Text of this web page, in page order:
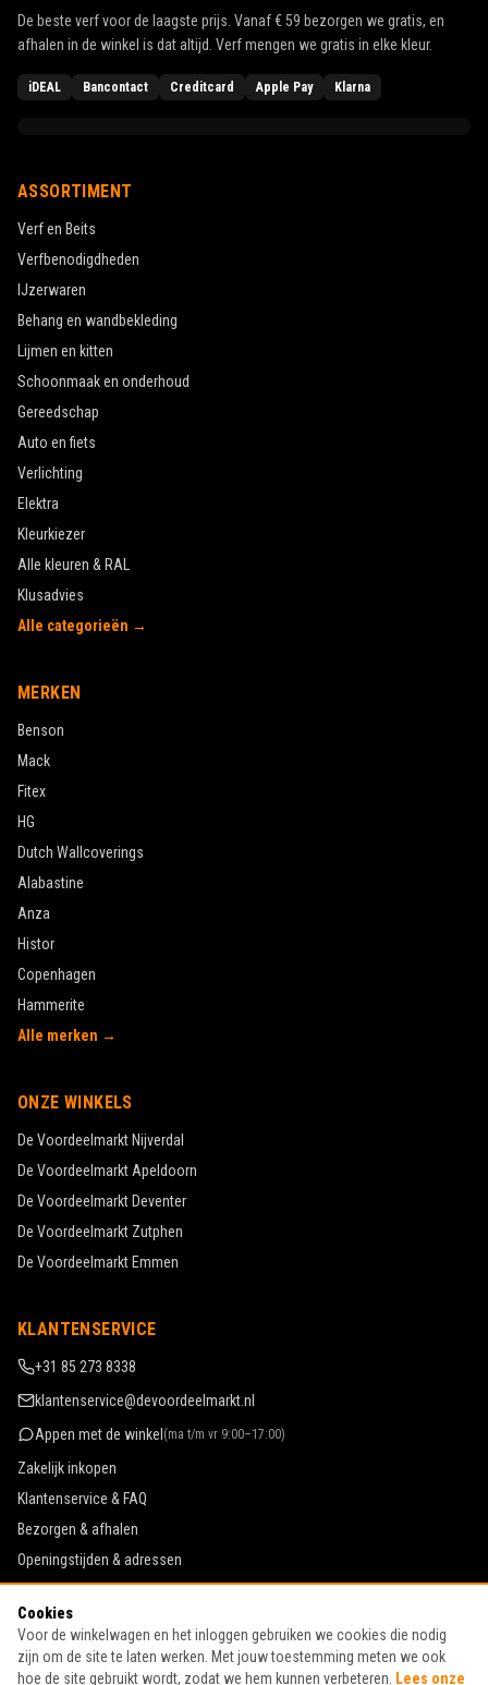
De beste verf voor de laagste prijs. Vanaf€ 59 bezorgen we gratis, en
afhalen in de winkel is dat altijd. Verf mengen we gratis in elke kleur.
iDEAL Bancontact Creditcard Apple Pay Klarna
ASSORTIMENT
Verf en Beits
Verfbenodigdheden
IJzerwaren
Behang en wandbekleding
Lijmen en kitten
Schoonmaak en onderhoud
Gereedschap
Auto en fiets
Verlichting
Elektra
Kleurkiezer
Alle kleuren & RAL
Klusadvies
Alle categorieën →
MERKEN
Benson
Mack
Fitex
HG
Dutch Wallcoverings
Alabastine
Anza
Histor
Copenhagen
Hammerite
Alle merken →
ONZE WINKELS
De Voordeelmarkt Nijverdal
De Voordeelmarkt Apeldoorn
De Voordeelmarkt Deventer
De Voordeelmarkt Zutphen
De Voordeelmarkt Emmen
KLANTENSERVICE
+31 85 273 8338
klantenservice@devoordeelmarkt.nl
Appen met de winkel (ma t/m vr 9:00–17:00)
Zakelijk inkopen
Klantenservice & FAQ
Bezorgen & afhalen
Openingstijden & adressen
Werken bij De Voordeelmarkt
Algemene voorwaarden
Privacy & cookies
Cookies
Voor de winkelwagen en het inloggen gebruiken we cookies die nodig
zijn om de site te laten werken. Met jouw toestemming meten we ook
hoe de site gebruikt wordt, zodat we hem kunnen verbeteren.
Lees onze